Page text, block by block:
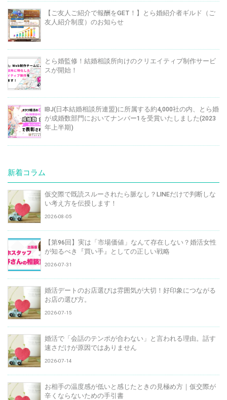
【ご友人ご紹介で報酬をGET！】とら婚紹介者ギルド（ご
友人紹介制度）のお知らせ
とら婚監修！結婚相談所向けのクリエイティブ制作サービ
スが開始！
IBJ(日本結婚相談所連盟)に所属する約4,000社の内、とら婚
が成婚数部門においてナンバー1を受賞いたしました(2023
年上半期)
新着コラム
仮交際で既読スルーされたら脈なし？LINEだけで判断しな
い考え方を伝授します！
2026-08-05
【第96回】実は「市場価値」なんて存在しない？婚活女性
が知るべき『買い手』としての正しい戦略
2026-07-31
婚活デートのお店選びは雰囲気が大切！好印象につながる
お店の選び方。
2026-07-15
婚活で「会話のテンポが合わない」と言われる理由。話す
速さだけが原因ではありません
2026-07-14
お相手の温度感が低いと感じたときの見極め方｜仮交際が
辛くならないための手引書